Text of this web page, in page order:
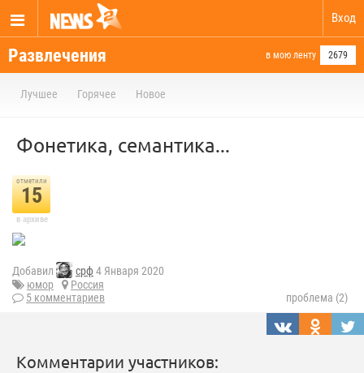
Вход
Развлечения в мою ленту 2679
Лучшее Горячее Новое
Фонетика, семантика...
отметили
15
в архиве
Добавил срф 4 Января 2020
юмор
Россия
5 комментариев
проблема (2)
Комментарии участников: